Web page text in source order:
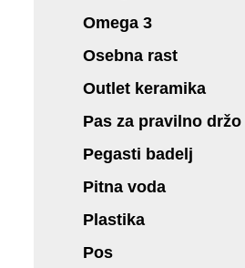
Omega 3
Osebna rast
Outlet keramika
Pas za pravilno držo
Pegasti badelj
Pitna voda
Plastika
Pos